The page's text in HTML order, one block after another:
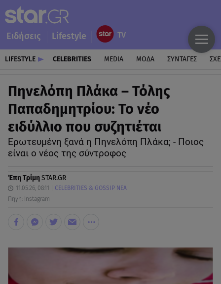
Ειδήσεις Lifestyle
LIFESTYLE CELEBRITIES MEDIA ΜΟΔΑ ΣΥΝΤΑΓΕΣ
Πηνελόπη Πλάκα – Τόλης
Παπαδημητρίου: Το νέο
ειδύλλιο που συζητιέται
Ερωτευμένη ξανά η Πηνελόπη Πλάκα; - Ποιος
είναι ο νέος της σύντροφος
Έπη ΤρίμηSTAR.GR
11.05.26, 08:11
CELEBRITIES & GOSSIP ΝΕΑ
Πηγή: Instagram